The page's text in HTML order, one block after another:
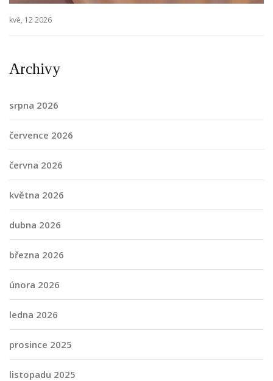
kvě, 12 2026
Archivy
srpna 2026
července 2026
června 2026
května 2026
dubna 2026
března 2026
února 2026
ledna 2026
prosince 2025
listopadu 2025